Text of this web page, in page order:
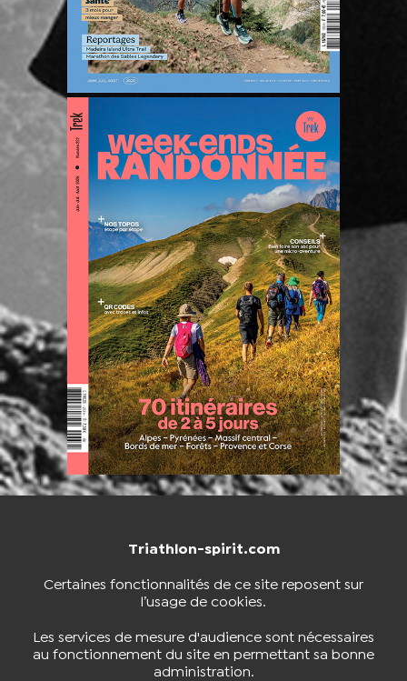
Triathlon-spirit.com
Certaines fonctionnalités de ce site reposent sur
l’usage de cookies.
Les services de mesure d'audience sont nécessaires
au fonctionnement du site en permettant sa bonne
administration.
NOUS CONTACTER BOUTIQUE